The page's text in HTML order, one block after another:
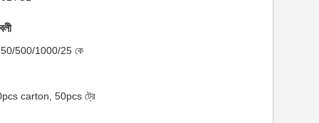
50/500/1000/25 কে
carton, 50pcs ট্রে